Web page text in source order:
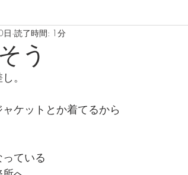
う
日 読了時間: 1分
。
ケットとか着てるから
ている